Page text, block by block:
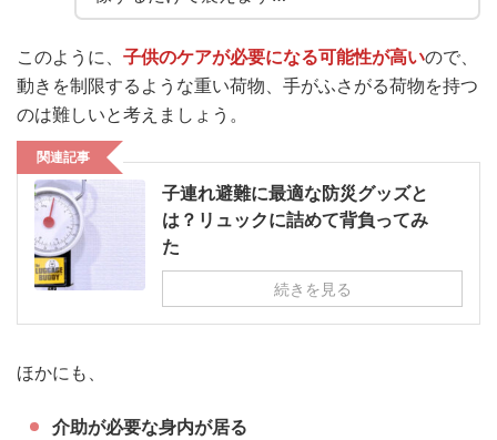
このように、 子供のケアが必要になる可能性が高いので、
動きを制限するような重い荷物、手がふさがる荷物を持つ
のは難しいと考えましょう。
関連記事
子連れ避難に最適な防災グッズと
は？リュックに詰めて背負ってみ
た
続きを見る
ほかにも、
介助が必要な身内が居る